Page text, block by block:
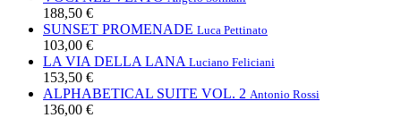
188,50 €
SUNSET PROMENADE Luca Pettinato
103,00 €
LA VIA DELLA LANA Luciano Feliciani
153,50 €
ALPHABETICAL SUITE VOL. 2 Antonio Rossi
136,00 €